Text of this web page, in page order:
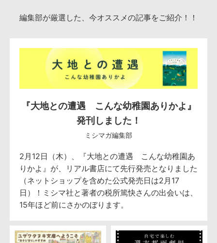
編集部が厳選した、今オススメの記事をご紹介！！
『大地との遭遇 こんな幼稚園ありかよ』
発刊しました！
ミシマガ編集部
2月12日（木）、『大地との遭遇 こんな幼稚園あ
りかよ』が、リアル書店にて先行発売となりました
（ネットショップを含めた公式発売日は2月17
日）！ミシマ社と著者の税所篤快さんの出会いは、
15年ほど前にさかのぼります。